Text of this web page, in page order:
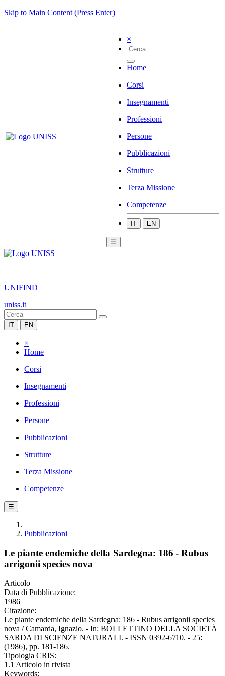
Skip to Main Content (Press Enter)
×
Home
Corsi
Insegnamenti
Professioni
Persone
Pubblicazioni
Strutture
Terza Missione
Competenze
IT EN
☰
|
UNIFIND
uniss.it
IT EN
×
Home
Corsi
Insegnamenti
Professioni
Persone
Pubblicazioni
Strutture
Terza Missione
Competenze
☰
Pubblicazioni
Le piante endemiche della Sardegna: 186 - Rubus
arrigonii species nova
Articolo
Data di Pubblicazione:
1986
Citazione:
Le piante endemiche della Sardegna: 186 - Rubus arrigonii species
nova / Camarda, Ignazio. - In: BOLLETTINO DELLA SOCIETÀ
SARDA DI SCIENZE NATURALI. - ISSN 0392-6710. - 25:
(1986), pp. 181-186.
Tipologia CRIS:
1.1 Articolo in rivista
Keywords: